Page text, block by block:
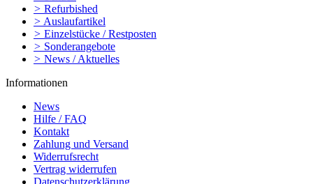
> Refurbished
> Auslaufartikel
> Einzelstücke / Restposten
> Sonderangebote
> News / Aktuelles
Informationen
News
Hilfe / FAQ
Kontakt
Zahlung und Versand
Widerrufsrecht
Vertrag widerrufen
Datenschutzerklärung